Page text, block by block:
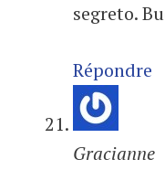
segreto.
Répondre
Gracianne